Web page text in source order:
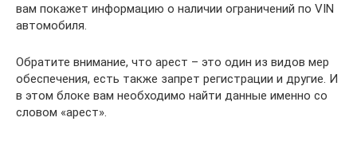
вам покажет информацию о наличии ограничений по VIN
автомобиля.
Обратите внимание, что арест – это один из видов мер
обеспечения, есть также запрет регистрации и другие. И
в этом блоке вам необходимо найти данные именно со
словом «арест».